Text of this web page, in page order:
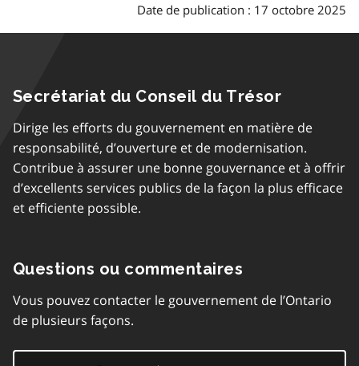
Date de publication : 17 octobre 2025
Secrétariat du Conseil du Trésor
Dirige les efforts du gouvernement en matière de
responsabilité, d’ouverture et de modernisation.
Contribue à assurer une bonne gouvernance et à offrir
d’excellents services publics de la façon la plus efficace
et efficiente possible.
Questions ou commentaires
Vous pouvez contacter le gouvernement de l’Ontario
de plusieurs façons.